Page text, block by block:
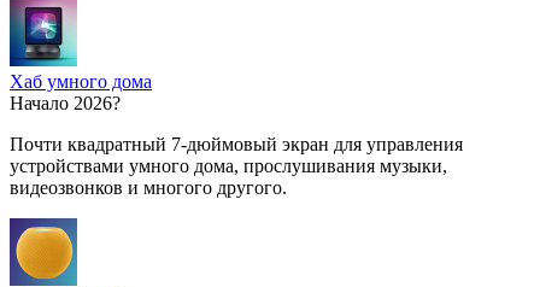
Хаб умного дома
Начало 2026?
Почти квадратный 7-дюймовый экран для управления
устройствами умного дома, прослушивания музыки,
видеозвонков и многого другого.